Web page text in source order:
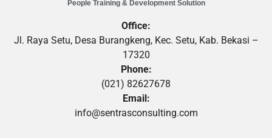
People Training & Development Solution
Office:
Jl. Raya Setu, Desa Burangkeng, Kec. Setu, Kab. Bekasi –
17320
Phone:
(021) 82627678
Email:
info@sentrasconsulting.com